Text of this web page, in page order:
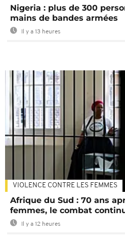
Nigeria : plus de 300
mains de bandes armées
Il y a 13 heures
VIOLENCE CONTRE LES FEMMES
Afrique du Sud : 70 ans
femmes, le combat
Il y a 12 heures